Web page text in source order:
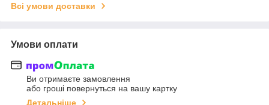
Всі умови доставки
Умови оплати
Ви отримаєте замовлення
або гроші повернуться на вашу картку
Детальніше